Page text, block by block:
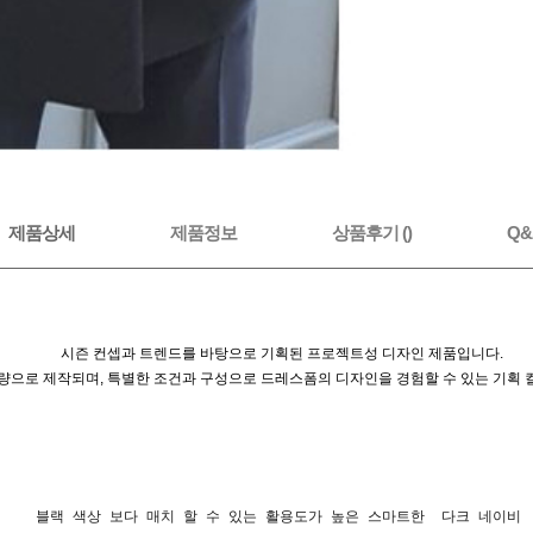
제품상세 제품정보 상품후기 ()
시즌 컨셉과 트렌드를 바탕으로 기획된 프로젝트성 디자인 제품입니다.
으로 제작되며, 특별한 조건과 구성으로 드레스폼의 디자인을 경험할 수 있는 기획
블랙 색상 보다 매치 할 수 있는 활용도가 높은 스마트한 다크 네이비